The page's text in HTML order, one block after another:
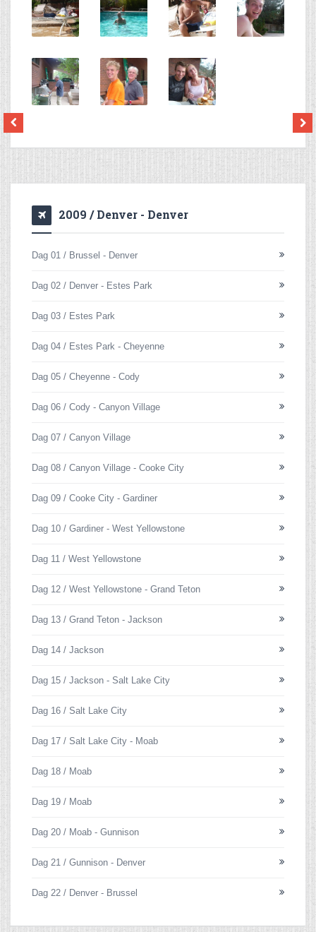
2009 / Denver - Denver
Dag 01 / Brussel - Denver
Dag 02 / Denver - Estes Park
Dag 03 / Estes Park
Dag 04 / Estes Park - Cheyenne
Dag 05 / Cheyenne - Cody
Dag 06 / Cody - Canyon Village
Dag 07 / Canyon Village
Dag 08 / Canyon Village - Cooke City
Dag 09 / Cooke City - Gardiner
Dag 10 / Gardiner - West Yellowstone
Dag 11 / West Yellowstone
Dag 12 / West Yellowstone - Grand Teton
Dag 13 / Grand Teton - Jackson
Dag 14 / Jackson
Dag 15 / Jackson - Salt Lake City
Dag 16 / Salt Lake City
Dag 17 / Salt Lake City - Moab
Dag 18 / Moab
Dag 19 / Moab
Dag 20 / Moab - Gunnison
Dag 21 / Gunnison - Denver
Dag 22 / Denver - Brussel